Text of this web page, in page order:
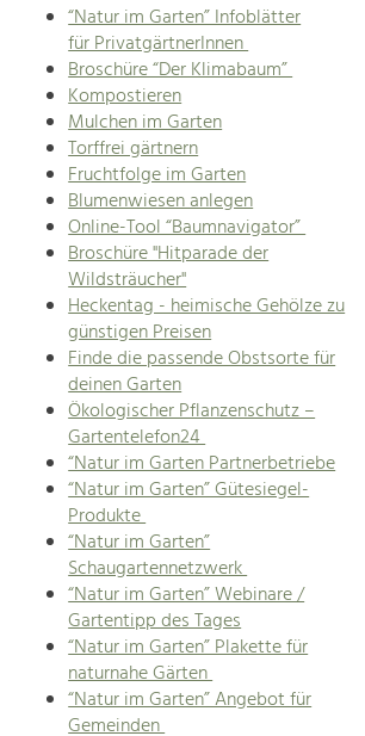
“Natur im Garten” Infoblätter
für PrivatgärtnerInnen
Broschüre “Der Klimabaum”
Kompostieren
Mulchen im Garten
Torffrei gärtnern
Fruchtfolge im Garten
Blumenwiesen anlegen
Online-Tool “Baumnavigator”
Broschüre "Hitparade der
Wildsträucher"
Heckentag - heimische Gehölze zu
günstigen Preisen
Finde die passende Obstsorte für
deinen Garten
Ökologischer Pflanzenschutz –
Gartentelefon24
“Natur im Garten Partnerbetriebe
“Natur im Garten” Gütesiegel-
Produkte
“Natur im Garten”
Schaugartennetzwerk
“Natur im Garten” Webinare /
Gartentipp des Tages
“Natur im Garten” Plakette für
naturnahe Gärten
“Natur im Garten” Angebot für
Gemeinden